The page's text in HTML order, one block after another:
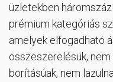
üzletekben
prémium kategóriás
amelyek elfogadható
összeszerelésük,
borításúak, nem